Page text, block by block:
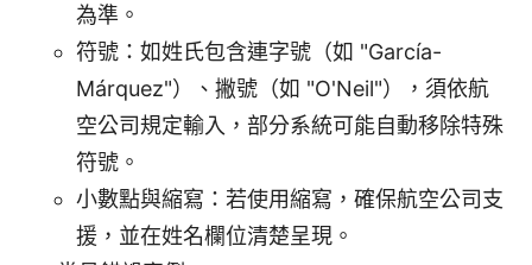
為準。
符號：如姓氏包含連字號（如 "García-
Márquez"）、撇號（如 "O'Neil"），須依航
空公司規定輸入，部分系統可能自動移除特殊
符號。
小數點與縮寫：若使用縮寫，確保航空公司支
援，並在姓名欄位清楚呈現。